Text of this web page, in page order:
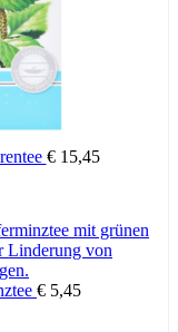
€15,45
€ 5,45